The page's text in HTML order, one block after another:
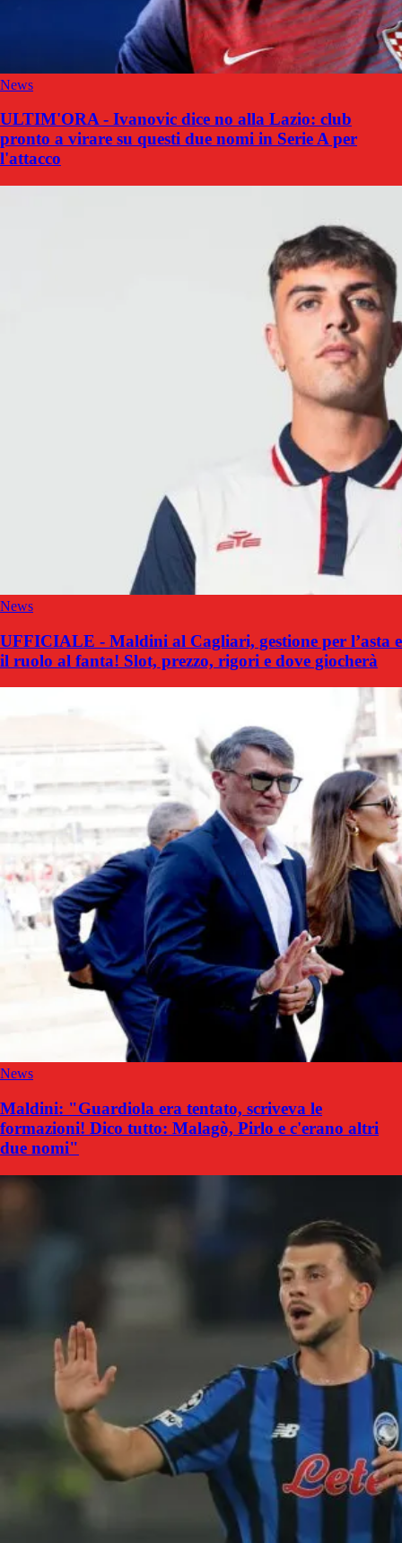
News
ULTIM'ORA - Ivanovic dice no alla Lazio: club
pronto a virare su questi due nomi in Serie A per
l'attacco
News
UFFICIALE - Maldini al Cagliari, gestione per l’asta e
il ruolo al fanta! Slot, prezzo, rigori e dove giocherà
News
Maldini: "Guardiola era tentato, scriveva le
formazioni! Dico tutto: Malagò, Pirlo e c'erano altri
due nomi"